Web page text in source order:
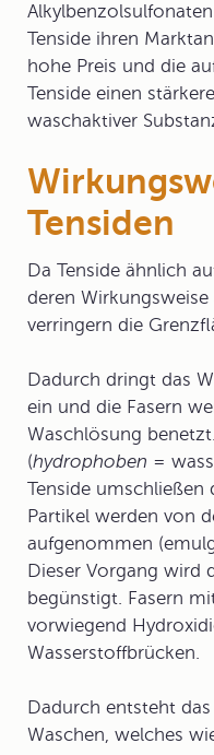
Tenside ihren
hohe Preis und die
Tenside einen
waschaktiver
Tensiden
Da Tenside ähnlich
deren
verringern die
Dadurch dringt das
ein und die Fasern
Waschlösung
(hydrophoben =
Tenside umschließen
Partikel werden von
aufgenommen
Dieser Vorgang wird
begünstigt. Fasern
vorwiegend
Wasserstoffbrücken.
Dadurch entsteht
Waschen, welches